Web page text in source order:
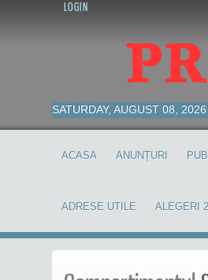
LOGIN
SATURDAY, AUGUST 08, 2026
ACASA ANUNȚURI
ADRESE UTILE ALEGERI